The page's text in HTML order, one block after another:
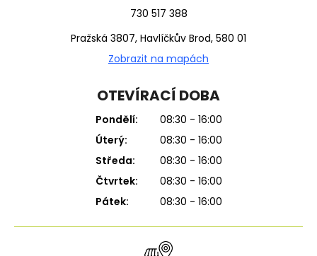
730 517 388
Pražská 3807, Havlíčkův Brod, 580 01
Zobrazit na mapách
OTEVÍRACÍ DOBA
Pondělí:
08:30 - 16:00
Úterý:
08:30 - 16:00
Středa:
08:30 - 16:00
Čtvrtek:
08:30 - 16:00
Pátek:
08:30 - 16:00